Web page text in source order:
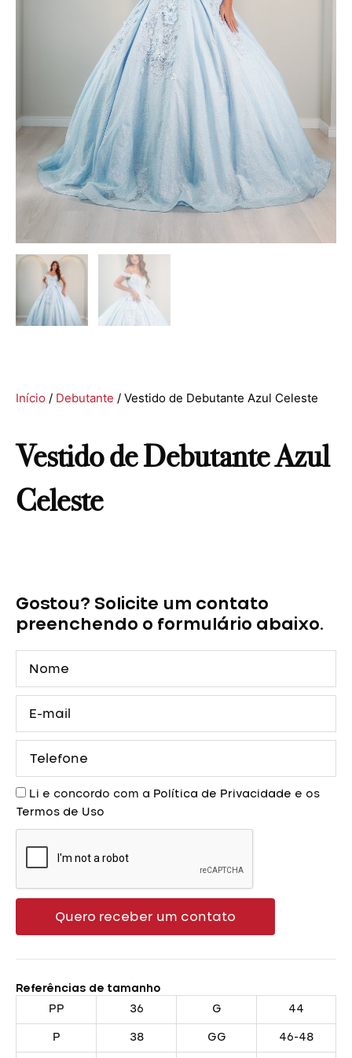
Início / Debutante / Vestido de Debutante Azul Celeste
Vestido de Debutante Azul
Celeste
Gostou? Solicite um contato
preenchendo o formulário abaixo.
mail
Aceite
Li e concordo com a Política de Privacidade e os
Termos de Uso
Quero receber um contato
Referências de tamanho
PP
36 G 44
P 38 GG 46-48